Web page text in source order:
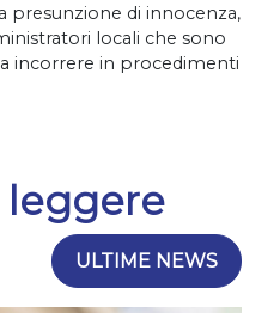
presunzione di innocenza,
locali che sono
incorrere in procedimenti
leggere
ULTIME NEWS